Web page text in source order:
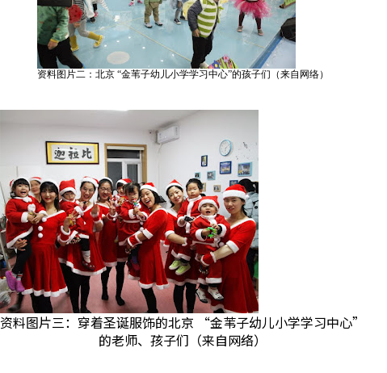
资料图片二：北京 “金苇子幼儿小学学习中心”的孩子们（来自网络）
资料图片三：穿着圣诞服饰的北京 “金苇子幼儿小学学习中心”
的老师、孩子们（来自网络）